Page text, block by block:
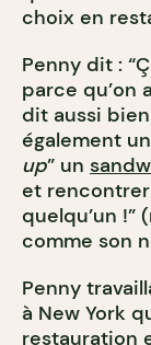
choix en
Penny dit :
parce qu’on
dit aussi bien
également
up” un
et
quelqu’un !”
comme son
Penny
à New York
restauration